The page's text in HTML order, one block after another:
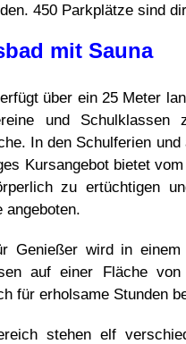
450 Parkplätze sind
mit Sauna
über ein 25 Meter
und
In den Schulferien
Kursangebot bietet
zu ertüchtigen
angeboten.
Genießer wird in einem
auf einer Fläche
für erholsame Stunden
stehen elf